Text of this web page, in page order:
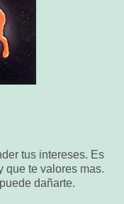
tus intereses. Es
que te valores mas.
dañarte.